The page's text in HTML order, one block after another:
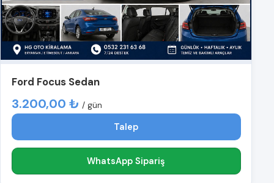
Ford Focus Sedan
3.200,00 ₺ / gün
Talep
WhatsApp Sipariş